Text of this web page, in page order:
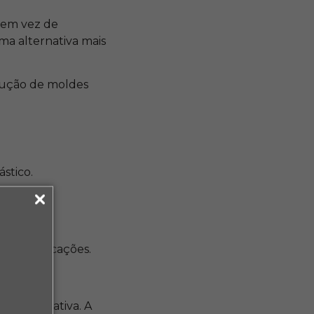
vez de
alternativa mais
de moldes
aplicações.
significativa. A